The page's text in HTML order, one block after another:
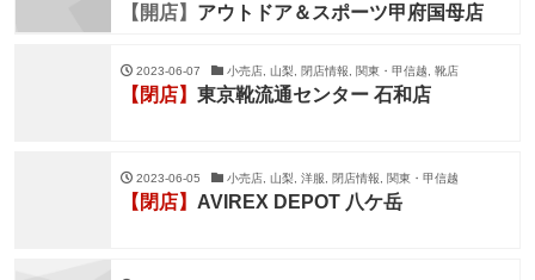
【開店】 アウトドア＆スポーツ甲府国母店
2023-06-07 小売店, 山梨, 閉店情報, 関東・甲信越, 靴店
【閉店】 東京靴流通センター 石和店
2023-06-05 小売店, 山梨, 洋服, 閉店情報, 関東・甲信越
【閉店】 AVIREX DEPOT 八ケ岳